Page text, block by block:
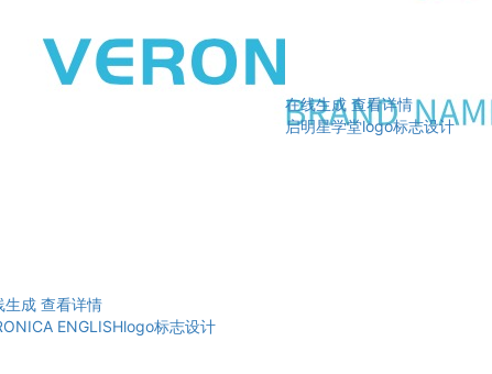
生成 查看详情
ENGLISHlogo标志设计
在线生成 查看详情
启明星学堂logo标志设计